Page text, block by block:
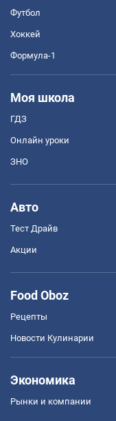
Футбол
Хоккей
Формула-1
Моя школа
ГДЗ
Онлайн уроки
ЗНО
Авто
Тест Драйв
Акции
Food Oboz
Рецепты
Новости Кулинарии
Экономика
Рынки и компании